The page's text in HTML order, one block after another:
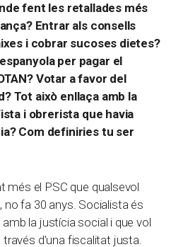
fent les retallades més
Entrar als consells
i cobrar sucoses dietes?
per pagar el
Votar a favor del
Tot això enllaça amb la
i obrerista que havia
Com definiries tu ser
més el PSC que qualsevol
no fa 30 anys. Socialista és
la justícia social i que vol
d’una fiscalitat justa.